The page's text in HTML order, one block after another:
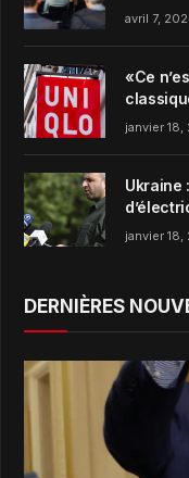
avril 7,
«Ce
janvier 18,
Ukraine
janvier 18,
DERNIÈRES